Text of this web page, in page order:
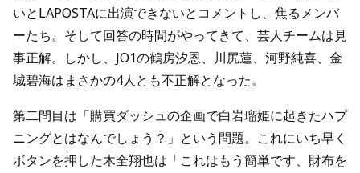
いとLAPOSTAに出演できないとコメントし、焦るメンバ
ーたち。そして回答の時間がやってきて、芸人チームは見
事正解。しかし、JO1の鶴房汐恩、川尻蓮、河野純喜、金
城碧海はまさかの4人とも不正解となった。
第二問目は「購買ダッシュの企画で白岩瑠姫に起きたハプ
ニングとはなんでしょう？」という問題。これにいち早く
ボタンを押した木全翔也は「これはもう簡単です、財布を